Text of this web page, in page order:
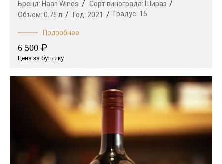
Бренд: Haan Wines Сорт винограда:
Шираз
Объем: 0.75 л Год: 2021 Градус: 15
Подробнее
6 500 ₽
Цена за бутылку